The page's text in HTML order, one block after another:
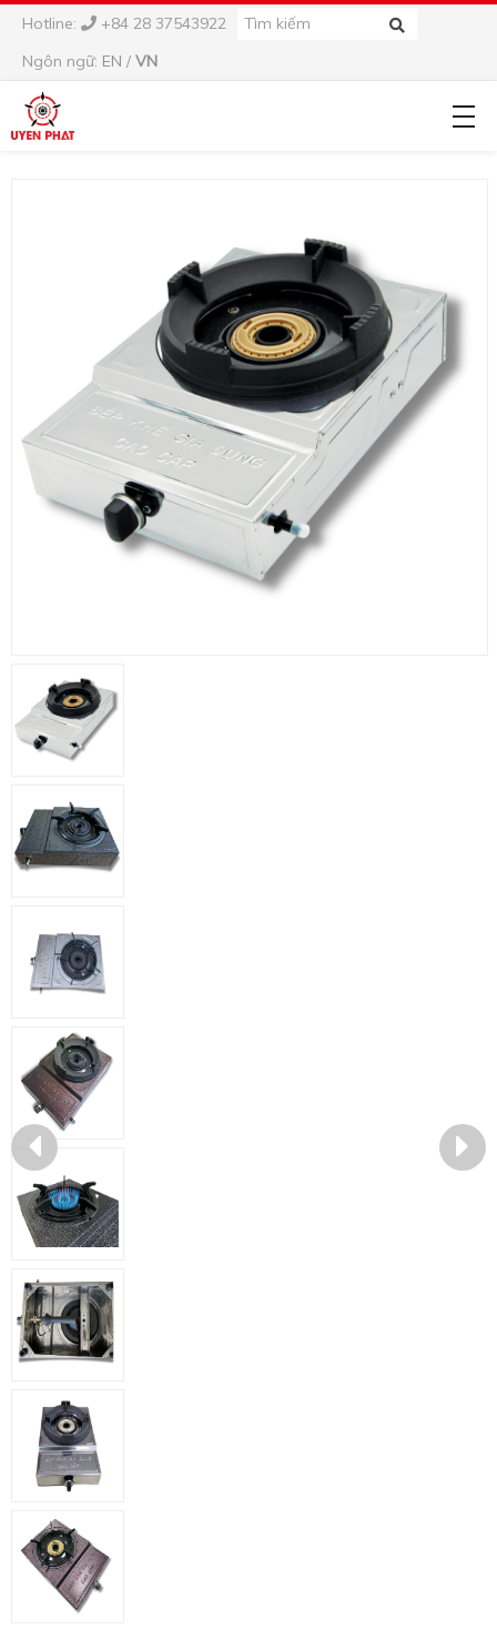
Hotline:
+84 28 37543922
Ngôn ngữ: EN / VN